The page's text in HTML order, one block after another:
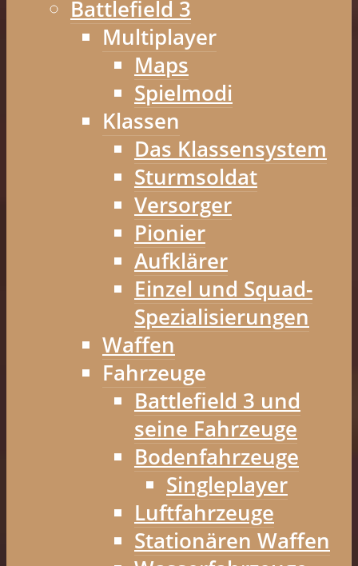
Battlefield 3
Multiplayer
Maps
Spielmodi
Klassen
Das Klassensystem
Sturmsoldat
Versorger
Pionier
Aufklärer
Einzel und Squad-
Spezialisierungen
Waffen
Fahrzeuge
Battlefield 3 und
seine Fahrzeuge
Bodenfahrzeuge
Singleplayer
Luftfahrzeuge
Stationären Waffen